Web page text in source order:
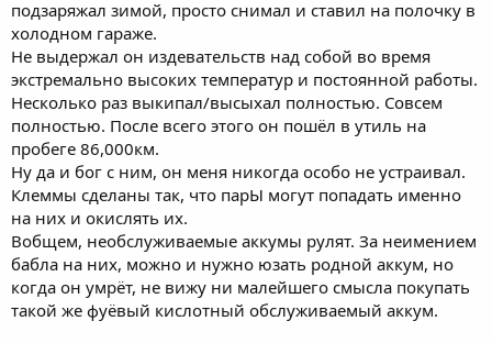
подзаряжал зимой, просто снимал и ставил на полочку в
холодном гараже.
Не выдержал он издевательств над собой во время
экстремально высоких температур и постоянной работы.
Несколько раз выкипал/высыхал полностью. Совсем
полностью. После всего этого он пошёл в утиль на
пробеге 86,000км.
Ну да и бог с ним, он меня никогда особо не устраивал.
Клеммы сделаны так, что парЫ могут попадать именно
на них и окислять их.
Вобщем, необслуживаемые аккумы рулят. За неимением
бабла на них, можно и нужно юзать родной аккум, но
когда он умрёт, не вижу ни малейшего смысла покупать
такой же фуёвый кислотный обслуживаемый аккум.